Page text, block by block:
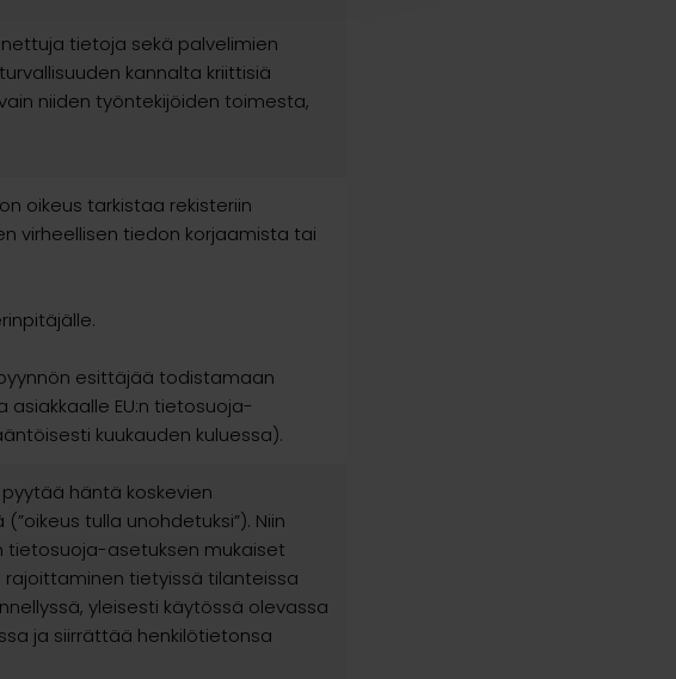
tietoja sekä palvelimien
kannalta kriittisiä
niiden työntekijöiden toimesta,
oikeus tarkistaa rekisteriin
virheellisen tiedon korjaamista tai
esittäjää todistamaan
asiakkaalle EU:n tietosuoja-
kuukauden kuluessa).
häntä koskevien
tulla unohdetuksi”). Niin
tietosuoja-asetuksen mukaiset
tietyissä tilanteissa
yleisesti käytössä olevassa
ja siirrättää henkilötietonsa